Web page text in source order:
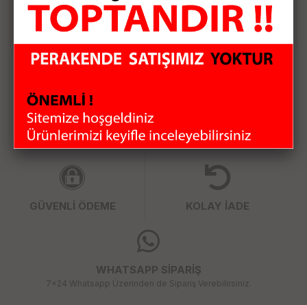
Sepete Ekle Sepete Ekle
HIZLI KARGO KAMPANYALI ÜRÜNLER
GÜVENLİ ÖDEME KOLAY İADE
WHATSAPP SİPARİŞ
7x24 Whatsapp Üzerinden de Sipariş Verebilirsiniz.